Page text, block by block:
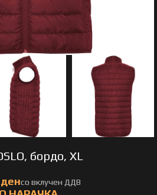
бордо, XL